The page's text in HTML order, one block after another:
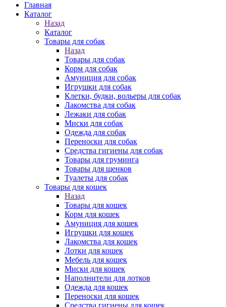
Главная
Каталог
Назад
Каталог
Товары для собак
Назад
Товары для собак
Корм для собак
Амуниция для собак
Игрушки для собак
Клетки, будки, вольеры для собак
Лакомства для собак
Лежаки для собак
Миски для собак
Одежда для собак
Переноски для собак
Средства гигиены для собак
Товары для груминга
Товары для щенков
Туалеты для собак
Товары для кошек
Назад
Товары для кошек
Корм для кошек
Амуниция для кошек
Игрушки для кошек
Лакомства для кошек
Лотки для кошек
Мебель для кошек
Миски для кошек
Наполнители для лотков
Одежда для кошек
Переноски для кошек
Средства гигиены для кошек